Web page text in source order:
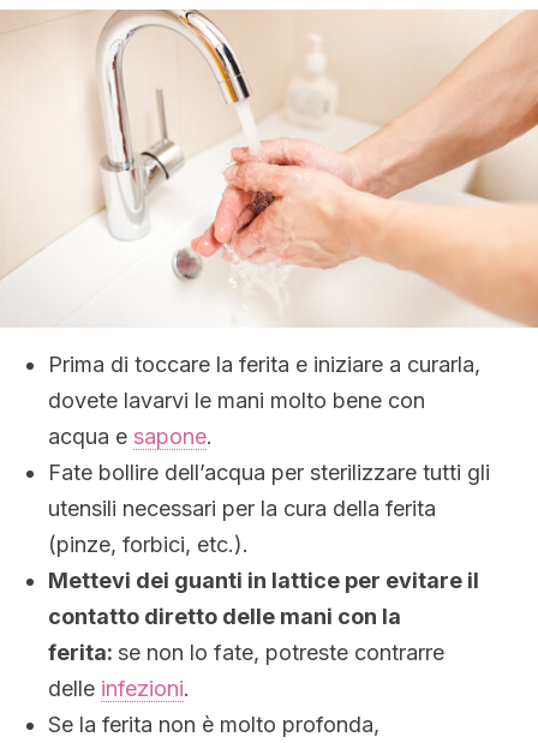
Prima di toccare la ferita e iniziare a curarla,
dovete lavarvi le mani molto bene con
acqua e sapone.
Fate bollire dell’acqua per sterilizzare tutti gli
utensili necessari per la cura della ferita
(pinze, forbici, etc.).
Mettevi dei guanti in lattice per evitare il
contatto diretto delle mani con la
ferita: se non lo fate, potreste contrarre
delle infezioni.
Se la ferita non è molto profonda,